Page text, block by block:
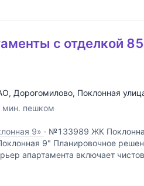
с отделкой
, Дорогомилово, Поклонная
мин. пешком
9» · №133989 ЖК
9" Планировочное
апартамента включает